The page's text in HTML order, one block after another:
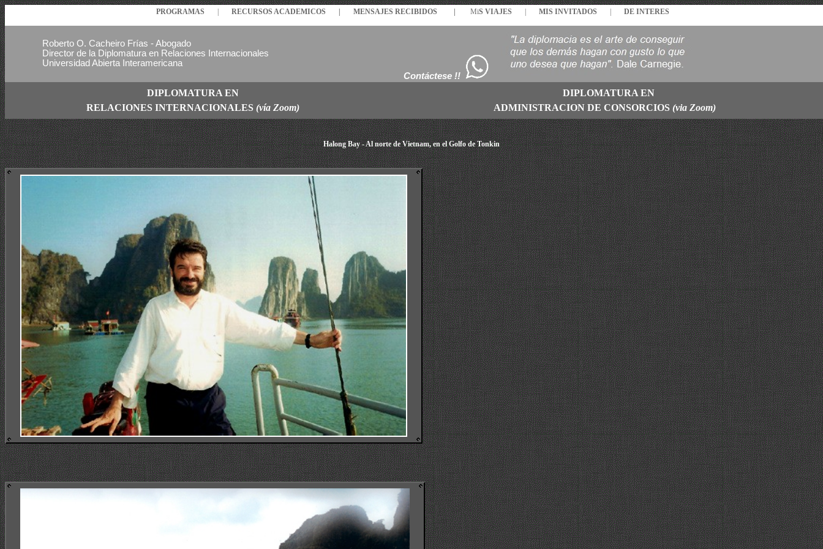
PROGRAMAS RECURSOS ACADEMICOS | MENSAJES RECIBIDOS MiS VIAJES MIS INVITADOS DE INTERES
Roberto O. Cacheiro Frías - Abogado
Director de la Diplomatura en Relaciones Internacionales
Universidad Abierta Interamericana
Contáctese !!
DIPLOMATURA EN
RELACIONES INTERNACIONALES (vía Zoom)
DIPLOMATURA EN
ADMINISTRACION DE CONSORCIOS (via Zoom)
Halong Bay - Al norte de Vietnam, en el Golfo de Tonkin